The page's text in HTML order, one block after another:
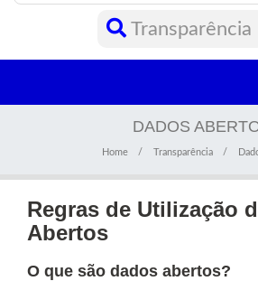
Transparência
DADOS
Home Transparência
Regras de Utilização
Abertos
O que são dados abertos?